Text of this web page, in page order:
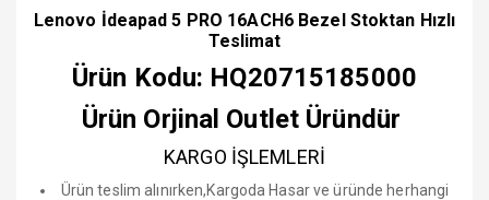
Lenovo İdeapad 5 PRO 16ACH6 Bezel Stoktan Hızlı
Teslimat
Ürün Kodu: HQ20715185000
Ürün Orjinal Outlet Üründür
KARGO İŞLEMLERİ
Ürün teslim alınırken,Kargoda Hasar ve üründe herhangi